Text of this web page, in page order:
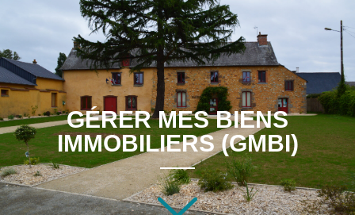
GÉRER MES BIENS
IMMOBILIERS (GMBI)